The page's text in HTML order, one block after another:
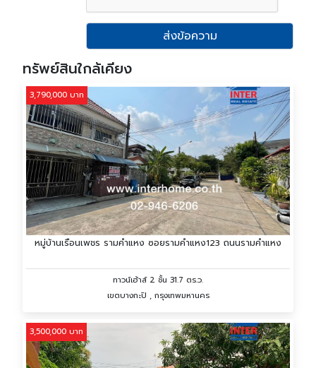
ส่งข้อความ
ทรัพย์สินใกล้เคียง
3,790,000 บาท
หมู่บ้านเรือนเพชร รามคำแหง ซอยรามคำแหง123 ถนนรามคำแหง
ทาวน์เฮ้าส์ 2 ชั้น 31.7 ตร.ว.
เขตบางกะปิ , กรุงเทพมหานคร
3,500,000 บาท